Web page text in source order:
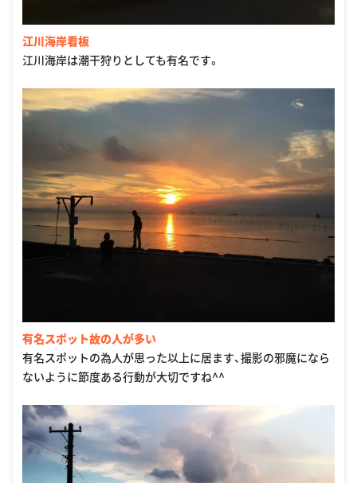
江川海岸看板
江川海岸は潮干狩りとしても有名です。
有名スポット故の人が多い
有名スポットの為人が思った以上に居ます、撮影の邪魔になら
ないように節度ある行動が大切ですね^^